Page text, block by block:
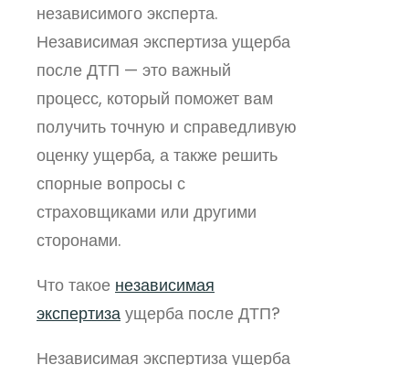
независимого эксперта.
Независимая экспертиза ущерба
после ДТП — это важный
процесс, который поможет вам
получить точную и справедливую
оценку ущерба, а также решить
спорные вопросы с
страховщиками или другими
сторонами.
Что такое независимая
экспертиза ущерба после ДТП?
Независимая экспертиза ущерба